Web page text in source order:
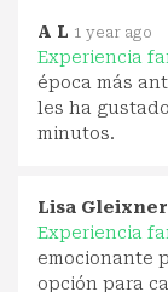
A L 1 year ago
Experiencia
época más
les ha
minutos.
Lisa Gleixner
Experiencia
emocionante
opción para